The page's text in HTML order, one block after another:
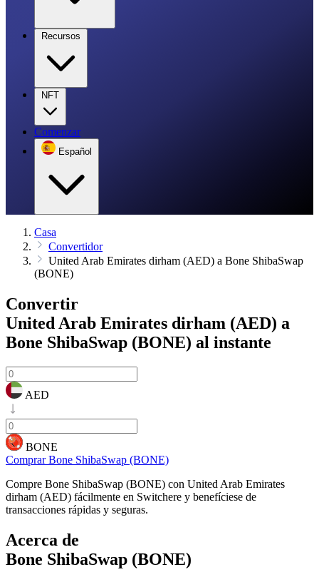
Recursos
NFT
Comenzar
Español
Casa
Convertidor
United Arab Emirates dirham (AED) a Bone ShibaSwap
(BONE)
Convertir
United Arab Emirates dirham (AED) a
Bone ShibaSwap (BONE) al instante
AED
BONE
Comprar Bone ShibaSwap (BONE)
Compre Bone ShibaSwap (BONE) con United Arab Emirates
dirham (AED) fácilmente en Switchere y benefíciese de
transacciones rápidas y seguras.
Acerca de
Bone ShibaSwap (BONE)